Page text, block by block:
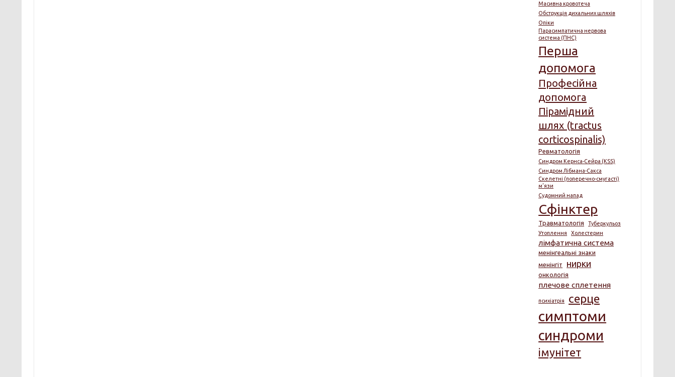
Масивна кровотеча
Обструкція дихальних шляхів
Опіки
Парасимпатична нервова
система (ПНС)
Перша
допомога
Професійна
допомога
Пірамідний
шлях (tractus
corticospinalis)
Ревматологія
Синдром Кернса-Сейра (KSS)
Синдром Лібмана-Сакса
Скелетні (поперечно-смугасті)
м’язи
Судомний напад
Сфінктер
Травматологія
Туберкульоз
Утоплення
Холестерин
лімфатична система
менінгеальні знаки
менінгіт
нирки
онкологія
плечове сплетення
психіатрія серце
симптоми
синдроми
імунітет